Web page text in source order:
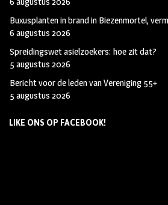
Buxusplanten in brand in Biezenmortel,
6 augustus 2026
Spreidingswet asielzoekers: hoe zit dat?
5 augustus 2026
Bericht voor de leden van Vereniging 55+
5 augustus 2026
LIKE ONS OP FACEBOOK!